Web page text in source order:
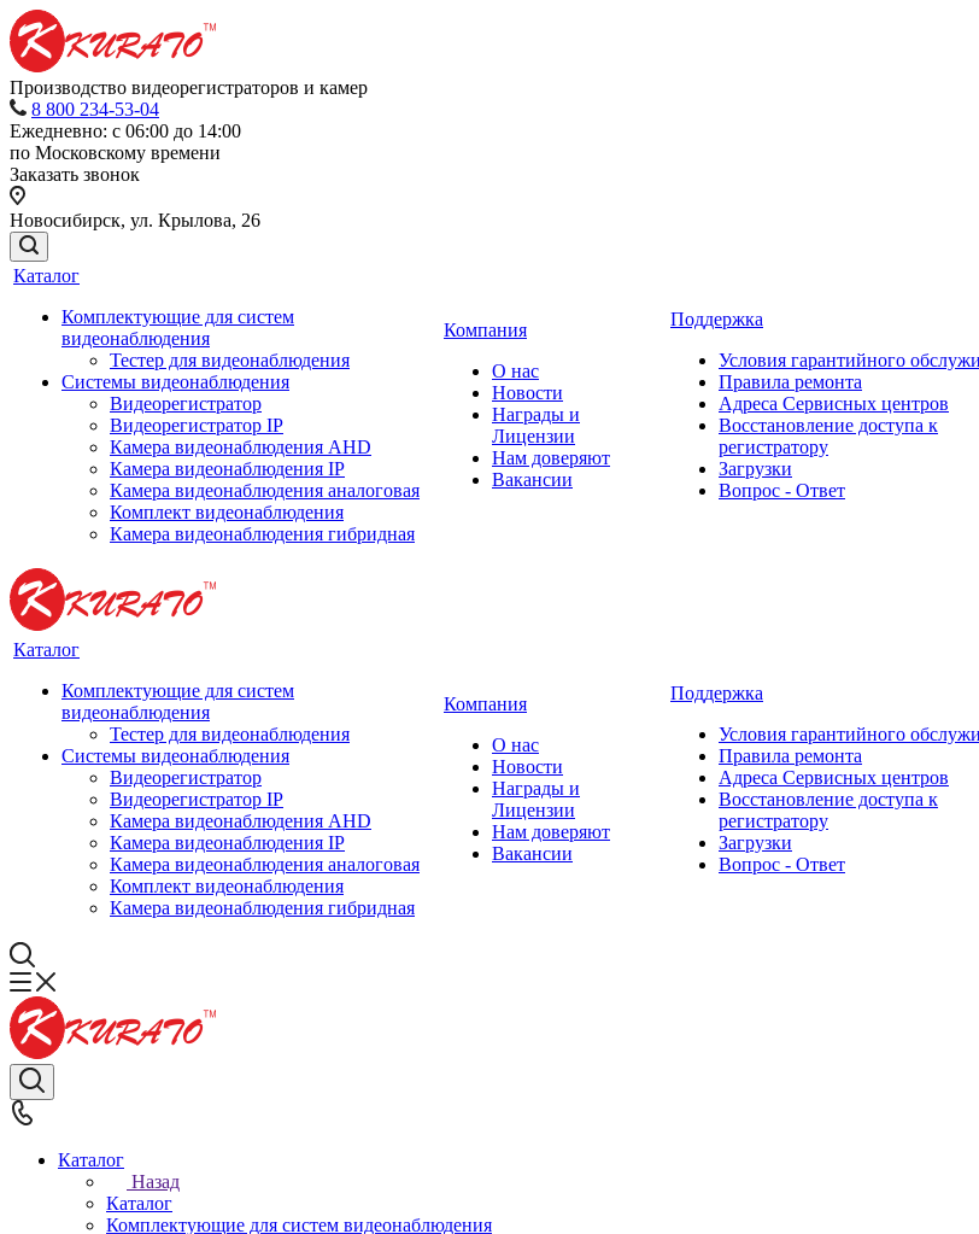
Производство видеорегистраторов и камер
8 800 234-53-04
Ежедневно: с 06:00 до 14:00
по Московскому времени
Заказать звонок
Новосибирск, ул. Крылова, 26
Каталог
Комплектующие для систем
видеонаблюдения
Тестер для видеонаблюдения
Системы видеонаблюдения
Видеорегистратор
Видеорегистратор IP
Камера видеонаблюдения AHD
Камера видеонаблюдения IP
Камера видеонаблюдения аналоговая
Комплект видеонаблюдения
Камера видеонаблюдения гибридная
Компания
О нас
Новости
Награды и
Лицензии
Нам доверяют
Вакансии
Поддержка
Условия гарантийного
Правила ремонта
Адреса Сервисных центров
Восстановление доступа к
регистратору
Загрузки
Вопрос - Ответ
Каталог
Комплектующие для систем
видеонаблюдения
Тестер для видеонаблюдения
Системы видеонаблюдения
Видеорегистратор
Видеорегистратор IP
Камера видеонаблюдения AHD
Камера видеонаблюдения IP
Камера видеонаблюдения аналоговая
Комплект видеонаблюдения
Камера видеонаблюдения гибридная
Компания
О нас
Новости
Награды и
Лицензии
Нам доверяют
Вакансии
Поддержка
Условия гарантийного
Правила ремонта
Адреса Сервисных центров
Восстановление доступа к
регистратору
Загрузки
Вопрос - Ответ
Каталог
Назад
Каталог
Комплектующие для систем видеонаблюдения